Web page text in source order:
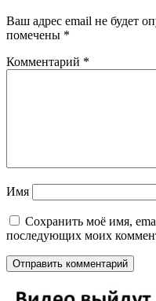
Ваш адрес email не будет
помечены *
Комментарий *
Имя
Сохранить моё имя,
последующих моих